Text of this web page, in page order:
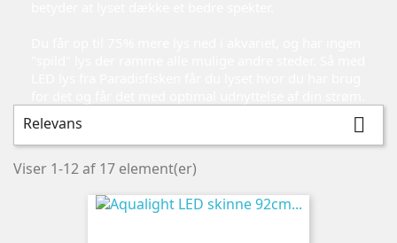
Relevans 
Viser 1-12 af 17 element(er)